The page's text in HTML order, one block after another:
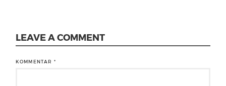
LEAVE A COMMENT
KOMMENTAR *